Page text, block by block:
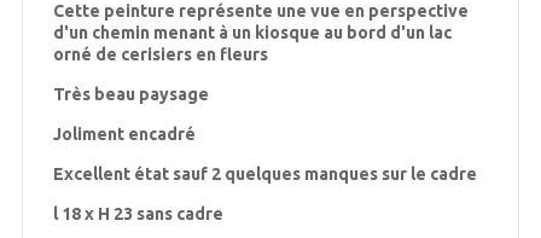
Cette peinture représente une vue en perspective
d'un chemin menant à un kiosque au bord d'un lac
orné de cerisiers en fleurs
Très beau paysage
Joliment encadré
Excellent état sauf 2 quelques manques sur le cadre
l 18 x H 23 sans cadre